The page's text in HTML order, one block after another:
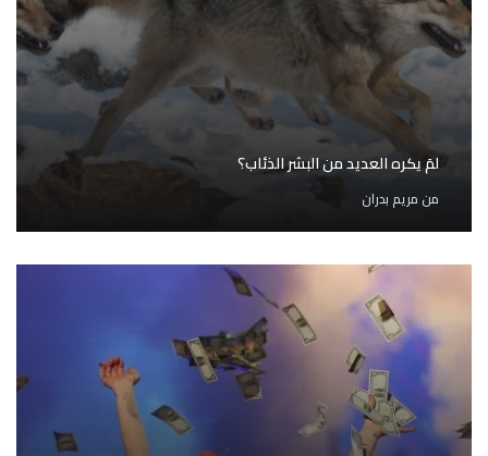
لمَ يكره العديد من البشر الذئاب؟
من مريم بدران